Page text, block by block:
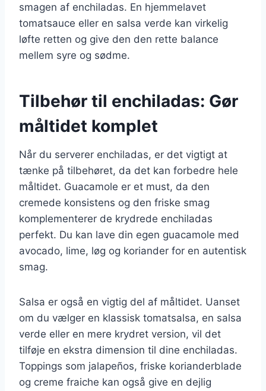
smagen af enchiladas. En hjemmelavet
tomatsauce eller en salsa verde kan virkelig
løfte retten og give den den rette balance
mellem syre og sødme.
Tilbehør til enchiladas: Gør
måltidet komplet
Når du serverer enchiladas, er det vigtigt at
tænke på tilbehøret, da det kan forbedre hele
måltidet. Guacamole er et must, da den
cremede konsistens og den friske smag
komplementerer de krydrede enchiladas
perfekt. Du kan lave din egen guacamole med
avocado, lime, løg og koriander for en autentisk
smag.
Salsa er også en vigtig del af måltidet. Uanset
om du vælger en klassisk tomatsalsa, en salsa
verde eller en mere krydret version, vil det
tilføje en ekstra dimension til dine enchiladas.
Toppings som jalapeños, friske korianderblade
og creme fraiche kan også give en dejlig